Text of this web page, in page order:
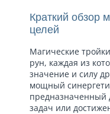
Краткий обзор
целей
Магические
рун, каждая из
значение и силу
мощный
предназначенный
задач или